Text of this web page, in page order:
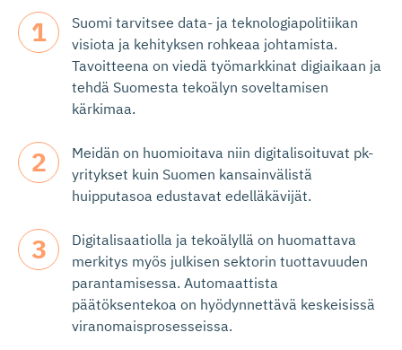
Suomi tarvitsee data- ja teknologiapolitiikan
visiota ja kehityksen rohkeaa johtamista.
Tavoitteena on viedä työmarkkinat digiaikaan ja
tehdä Suomesta tekoälyn soveltamisen
kärkimaa.
Meidän on huomioitava niin digitalisoituvat pk-
yritykset kuin Suomen kansainvälistä
huipputasoa edustavat edelläkävijät.
Digitalisaatiolla ja tekoälyllä on huomattava
merkitys myös julkisen sektorin tuottavuuden
parantamisessa. Automaattista
päätöksentekoa on hyödynnettävä keskeisissä
viranomaisprosesseissa.